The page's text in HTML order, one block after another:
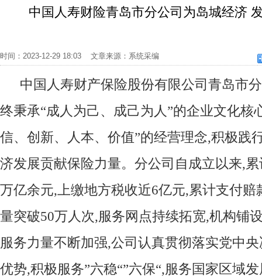
中国人寿财险青岛市分公司为岛城经济
时间：2023-12-29 18:03 文章来源：系统采编
中国人寿财产保险股份有限公司青岛市
终秉承“成人为己、成己为人”的企业文化核
信、创新、人本、价值”的经营理念,积极践
济发展贡献保险力量。分公司自成立以来,
万亿余元,上缴地方税收近6亿元,累计支付赔
量突破50万人次,服务网点持续拓宽,机构铺
服务力量不断加强,公司认真贯彻落实党中
优势,积极服务”六稳“”六保“,服务国家区域